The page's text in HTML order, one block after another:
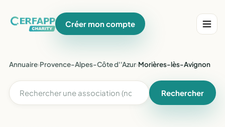
Créer mon compte
Annuaire›Provence-Alpes-Côte d''Azur›Morières-lès-Avignon
Rechercher